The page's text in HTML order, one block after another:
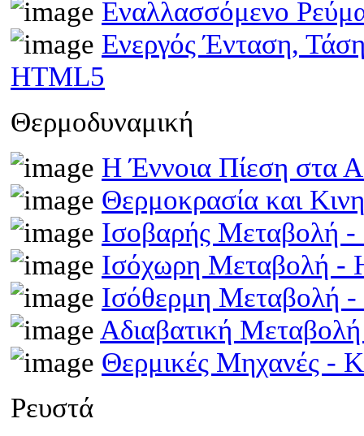
Εναλλασσόμενο
Ενεργός Ένταση,
HTML5
Θερμοδυναμική
Η Έννοια Πίεση στα
Θερμοκρασία και
Ισοβαρής Μεταβολή
Ισόχωρη Μεταβολή -
Ισόθερμη Μεταβολή
Αδιαβατική
Θερμικές Μηχανές -
Ρευστά